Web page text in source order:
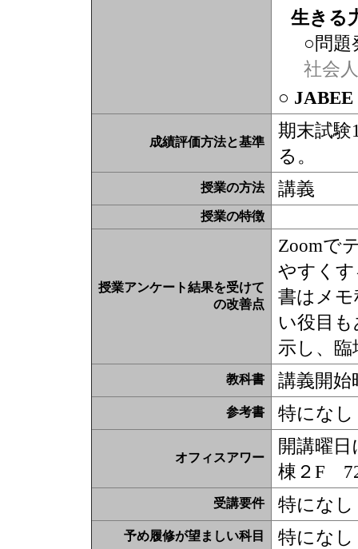
生きる
○問題
社会
○
成績評価方法と基準
期末試験
る。
授業の方法 講義
授業の特徴
授業アンケート結果を受けて
の改善点
Zoomで
やすく
書はメ
い役目
示し、
教科書 講義開
参考書 特になし
オフィスアワー
開講曜
棟２F
受講要件 特になし
予め履修が望ましい科目 特になし